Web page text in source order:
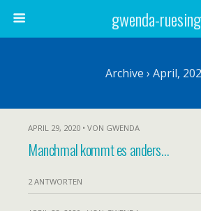
gwenda-ruesing
Archive › April,
APRIL 29, 2020 • VON GWENDA
Manchmal kommt es anders…
2 ANTWORTEN